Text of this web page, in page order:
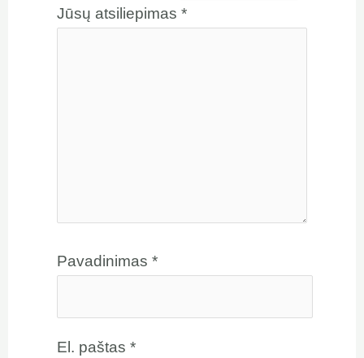
Jūsų atsiliepimas *
Pavadinimas *
El. paštas *